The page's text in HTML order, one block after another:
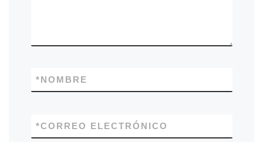
NOMBRE
*
CORREO ELECTRÓNICO
*